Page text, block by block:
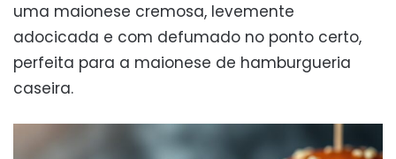
uma maionese cremosa, levemente
adocicada e com defumado no ponto certo,
perfeita para a maionese de hamburgueria
caseira.